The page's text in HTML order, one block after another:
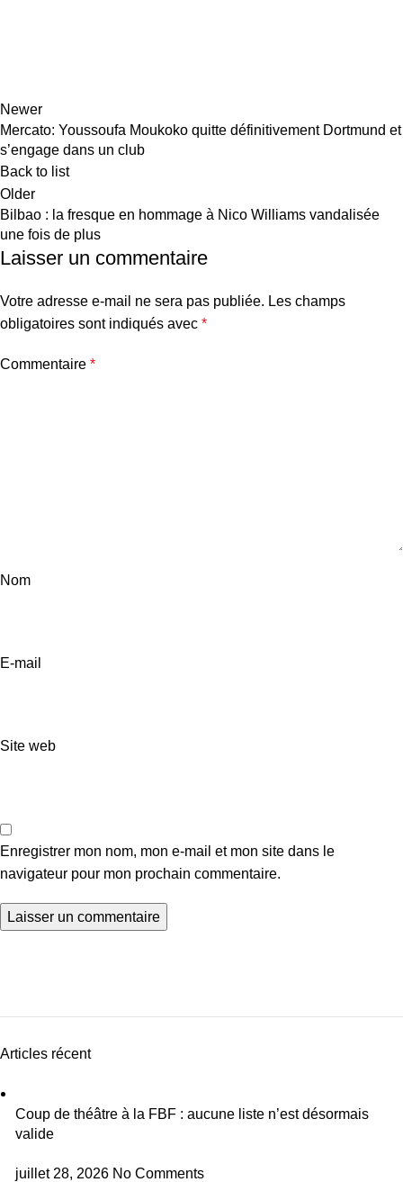
Newer
Mercato: Youssoufa Moukoko quitte définitivement Dortmund et
s’engage dans un club
Back to list
Older
Bilbao : la fresque en hommage à Nico Williams vandalisée
une fois de plus
Laisser un commentaire
Votre adresse e-mail ne sera pas publiée. Les champs
obligatoires sont indiqués avec *
Commentaire *
Nom
E-mail
Site web
Enregistrer mon nom, mon e-mail et mon site dans le
navigateur pour mon prochain commentaire.
Articles récent
Coup de théâtre à la FBF : aucune liste n’est désormais
valide
juillet 28, 2026 No Comments